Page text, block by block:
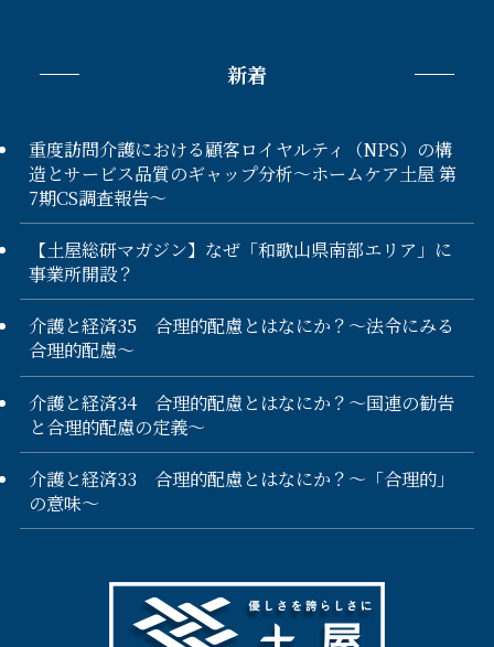
新着
重度訪問介護における顧客ロイヤルティ（NPS）の構
造とサービス品質のギャップ分析〜ホームケア土屋 第
7期CS調査報告〜
【土屋総研マガジン】なぜ「和歌山県南部エリア」に
事業所開設？
介護と経済35 合理的配慮とはなにか？～法令にみる
合理的配慮～
介護と経済34 合理的配慮とはなにか？～国連の勧告
と合理的配慮の定義～
介護と経済33 合理的配慮とはなにか？～「合理的」
の意味～